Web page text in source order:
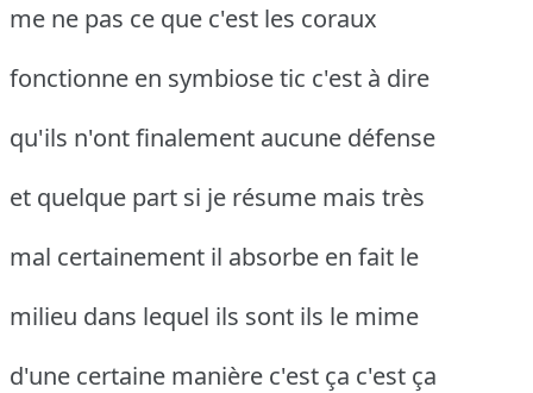
me ne pas ce que c'est les coraux
fonctionne en symbiose tic c'est à dire
qu'ils n'ont finalement aucune défense
et quelque part si je résume mais très
mal certainement il absorbe en fait le
milieu dans lequel ils sont ils le mime
d'une certaine manière c'est ça c'est ça